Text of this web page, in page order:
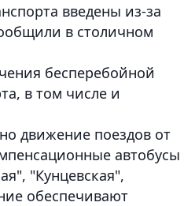
введены из-за
в столичном
бесперебойной
в том числе и
движение поездов от
автобусы
"Кунцевская",
обеспечивают